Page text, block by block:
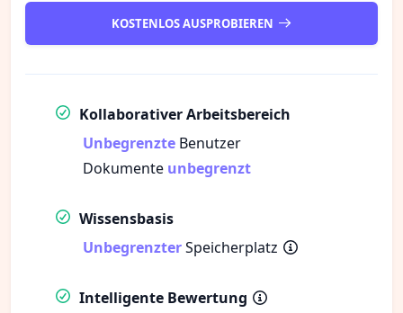
KOSTENLOS AUSPROBIEREN
Kollaborativer Arbeitsbereich
Unbegrenzte Benutzer
Dokumente unbegrenzt
Wissensbasis
UnbegrenzterSpeicherplatz
Intelligente Bewertung